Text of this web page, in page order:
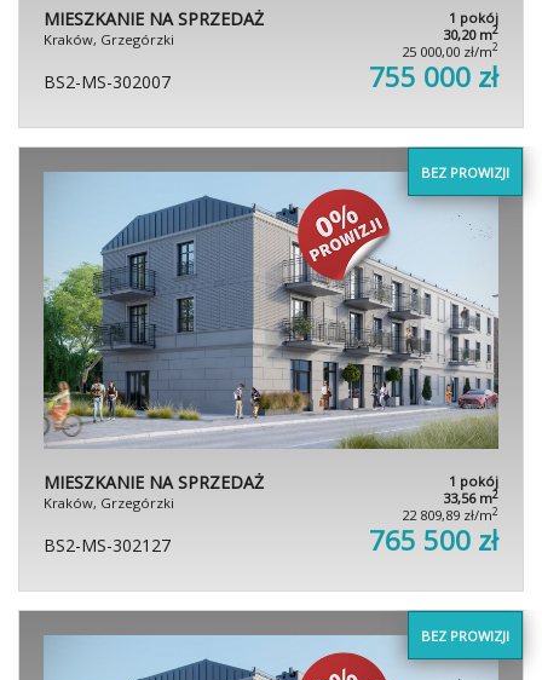
MIESZKANIE NA SPRZEDAŻ
Kraków, Grzegórzki
1 pokój
30,20 m2
25 000,00 zł/m2
BS2-MS-302007 755 000 zł
BEZ PROWIZJI
MIESZKANIE NA SPRZEDAŻ
Kraków, Grzegórzki
1 pokój
33,56 m2
22 809,89 zł/m2
BS2-MS-302127 765 500 zł
BEZ PROWIZJI